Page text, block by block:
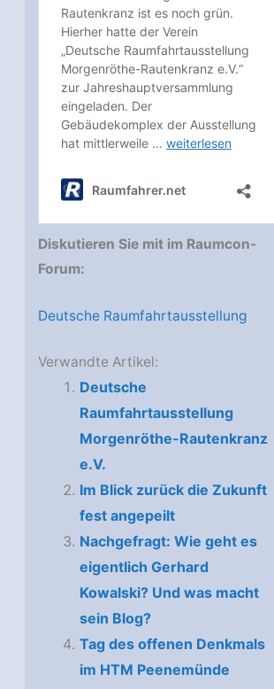
Diskutieren Sie mit im Raumcon-
Forum:
Deutsche Raumfahrtausstellung
Verwandte Artikel:
Deutsche
Raumfahrtausstellung
Morgenröthe-Rautenkranz
e.V.
Im Blick zurück die Zukunft
fest angepeilt
Nachgefragt: Wie geht es
eigentlich Gerhard
Kowalski? Und was macht
sein Blog?
Tag des offenen Denkmals
im HTM Peenemünde